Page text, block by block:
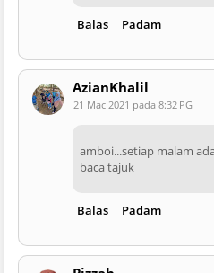
Balas Padam
AzianKhalil
21 Mac 2021 pada 8:32 PG
amboi...setiap malam
baca tajuk
Balas Padam